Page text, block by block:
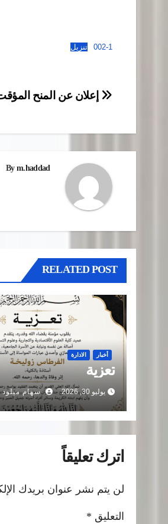
002-1 تنزيل
تصفّح
إعلان عن المنح
Bym.haddad
RELATED POST
أخبار الادارة
تعزية
يوليو 30, 2026 سهام ميلود
اترك تعليقاً
لن يتم نشر عنوان بريدك
التعليق *